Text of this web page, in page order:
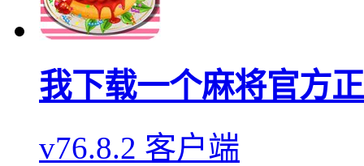
我下载一个麻将官方
v76.8.2 客户端